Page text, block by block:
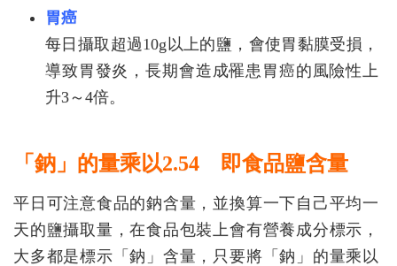
胃癌
每日攝取超過10g以上的鹽，會使胃黏膜受損，
導致胃發炎，長期會造成罹患胃癌的風險性上
升3～4倍。
「鈉」的量乘以2.54 即食品鹽含量
平日可注意食品的鈉含量，並換算一下自己平均一
天的鹽攝取量，在食品包裝上會有營養成分標示，
大多都是標示「鈉」含量，只要將「鈉」的量乘以